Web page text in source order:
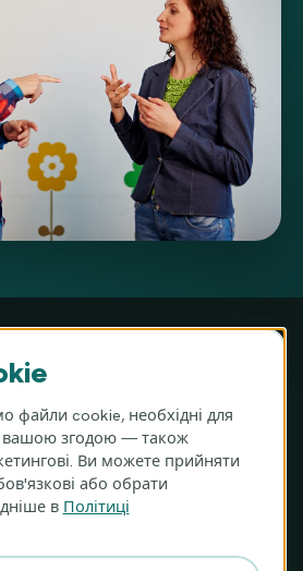
Hauke-Bosaka 16A, 01-540 Варшава,
· REGON 360614795
1240 1040 1111 0010 6087 8457
BIC: PKOPPLPW)
файли cookie, необхідні для
вашою згодою — також
Ви можете прийняти
або обрати
в Політиці